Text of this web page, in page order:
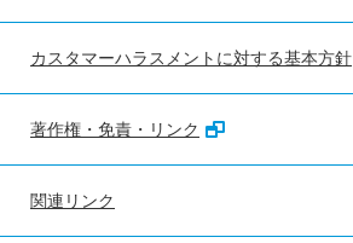
カスタマーハラスメントに対する基本方針
著作権・免責・リンク
関連リンク